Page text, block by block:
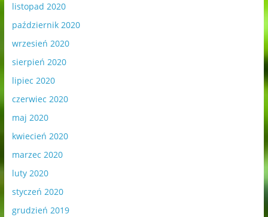
listopad 2020
październik 2020
wrzesień 2020
sierpień 2020
lipiec 2020
czerwiec 2020
maj 2020
kwiecień 2020
marzec 2020
luty 2020
styczeń 2020
grudzień 2019